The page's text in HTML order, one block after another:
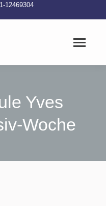
12469304
Yves
Woche